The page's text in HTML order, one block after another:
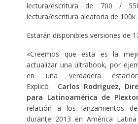
lectura/escritura de 700 /
lectura/escritura aleatoria de 100k
Estarán disponibles versiones de
«Creemos que esta es la
actualizar una ultrabook, por
en una verdadera
Explicó Carlos Rodríguez,
para Latinoamérica de
relación a los lanzamientos
durante 2013 en América